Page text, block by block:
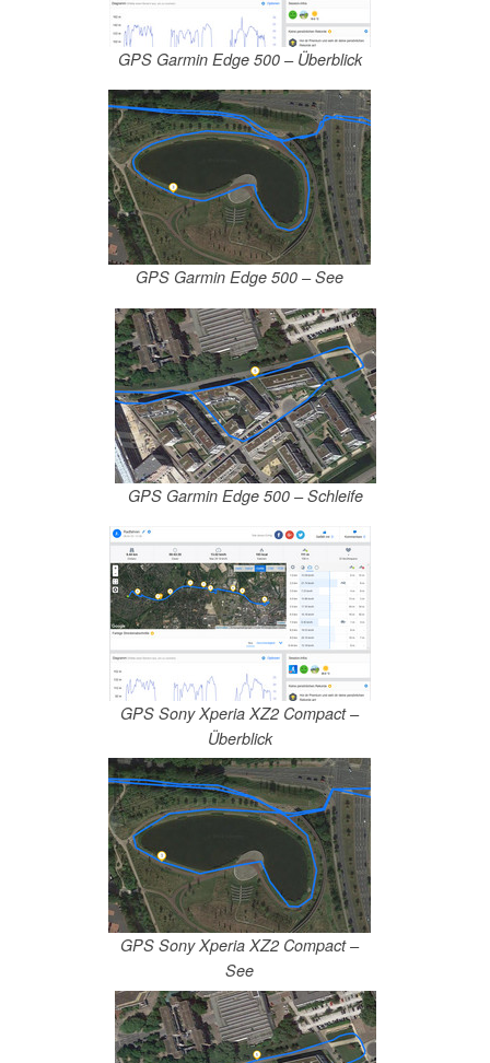
GPS Garmin Edge 500 – Überblick
GPS Garmin Edge 500 – See
GPS Garmin Edge 500 – Schleife
GPS Sony Xperia XZ2 Compact –
Überblick
GPS Sony Xperia XZ2 Compact –
See